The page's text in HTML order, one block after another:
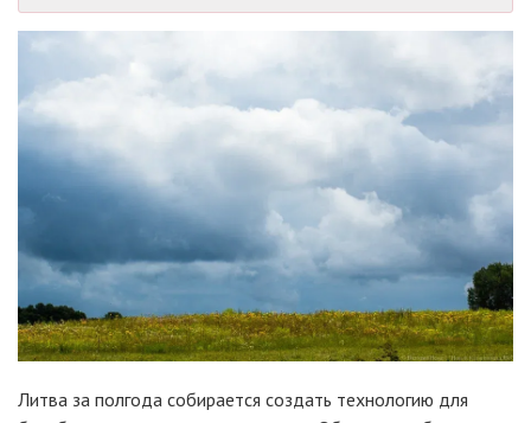
Литва за полгода собирается создать технологию для